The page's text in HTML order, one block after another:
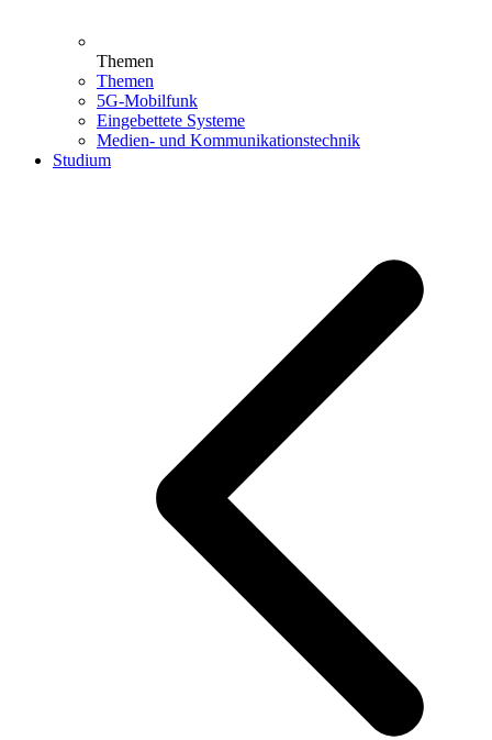
Themen
Themen
5G-Mobilfunk
Eingebettete Systeme
Medien- und Kommunikationstechnik
Studium